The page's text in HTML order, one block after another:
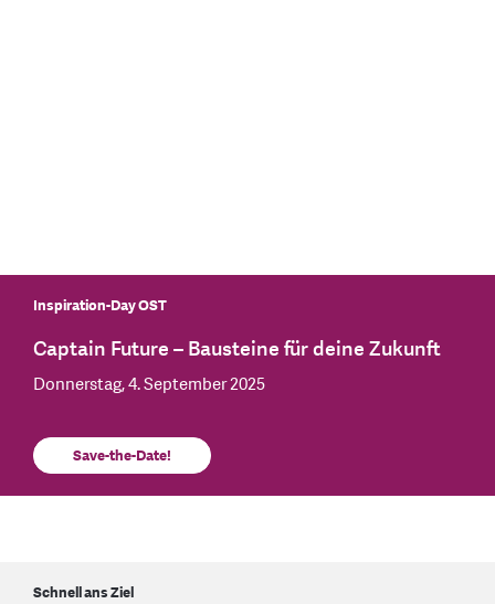
Inspiration-Day OST
Captain Future – Bausteine für deine Zukunft
Donnerstag, 4. September 2025
Save-the-Date!
Schnell ans Ziel